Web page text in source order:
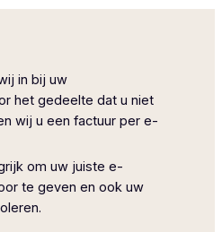
in bij uw
het gedeelte dat u niet
wij u een factuur per e-
om uw juiste e-
te geven en ook uw